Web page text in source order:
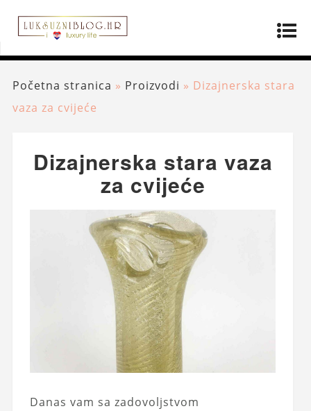
Početna stranica » Proizvodi » Dizajnerska stara
vaza za cvijeće
Dizajnerska stara vaza
za cvijeće
Danas vam sa zadovoljstvom